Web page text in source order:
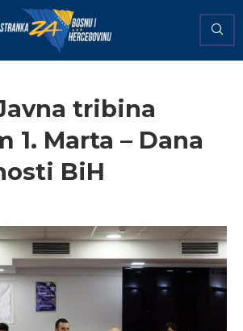
tribina
1. Marta – Dana
BiH